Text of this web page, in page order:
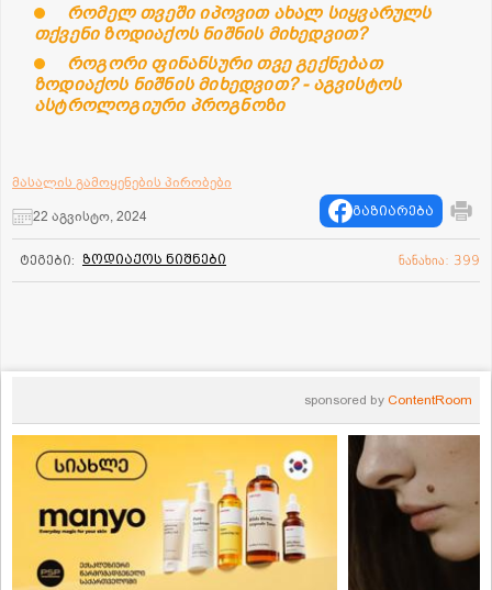
რომელ თვეში იპოვით ახალ სიყვარულს
თქვენი ზოდიაქოს ნიშნის მიხედვით?
როგორი ფინანსური თვე გექნებათ
ზოდიაქოს ნიშნის მიხედვით? - აგვისტოს
ასტროლოგიური პროგნოზი
მასალის გამოყენების პირობები
22 აგვისტო, 2024
გაზიარება
ტეგები: ზოდიაქოს ნიშნები ნანახია: 399
sponsored by ContentRoom